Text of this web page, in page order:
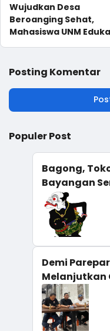
Wujudkan Desa
Beroanging Sehat,
Mahasiswa UNM
Posting Komentar
Populer Post
Bagong,
Bayangan
Demi
Melanjutkan